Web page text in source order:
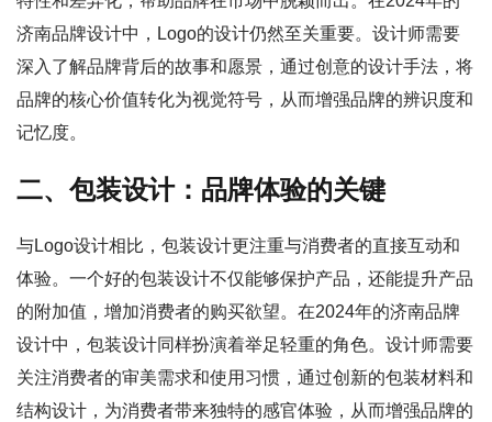
济南品牌设计中，Logo的设计仍然至关重要。设计师需要
深入了解品牌背后的故事和愿景，通过创意的设计手法，将
品牌的核心价值转化为视觉符号，从而增强品牌的辨识度和
记忆度。
二、包装设计：品牌体验的关键
与Logo设计相比，包装设计更注重与消费者的直接互动和
体验。一个好的包装设计不仅能够保护产品，还能提升产品
的附加值，增加消费者的购买欲望。在2024年的济南品牌
设计中，包装设计同样扮演着举足轻重的角色。设计师需要
关注消费者的审美需求和使用习惯，通过创新的包装材料和
结构设计，为消费者带来独特的感官体验，从而增强品牌的